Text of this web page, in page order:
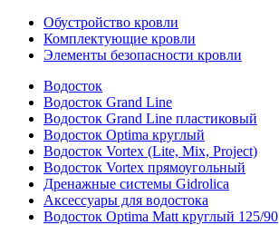
Обустройство кровли
Комплектующие кровли
Элементы безопасности кровли
Водосток
Водосток Grand Line
Водосток Grand Line пластиковый
Водосток Optima круглый
Водосток Vortex (Lite, Mix, Project)
Водосток Vortex прямоугольный
Дренажные системы Gidrolica
Аксессуары для водостока
Водосток Optima Matt круглый 125/90